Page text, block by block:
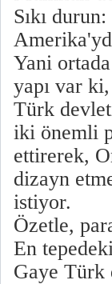
Sıkı
Yani
yapı var
Türk
iki önemli
ettirerek,
dizayn
istiyor.
Özetle,
En
Gaye Türk